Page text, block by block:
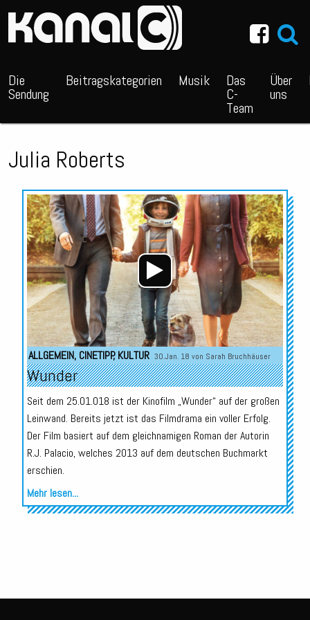
Die
Sendung
Beitragskategorien Musik Das
C-
Team
Über
uns
Julia Roberts
Audio-
Player
ALLGEMEIN, CINETIPP,KULTUR 30.Jan. 18 von Sarah Bruchhäuser
Wunder
Seit dem 25.01.018 ist der Kinofilm „Wunder“ auf der großen
Leinwand. Bereits jetzt ist das Filmdrama ein voller Erfolg.
Der Film basiert auf dem gleichnamigen Roman der Autorin
R.J. Palacio, welches 2013 auf dem deutschen Buchmarkt
erschien.
Mehr lesen...